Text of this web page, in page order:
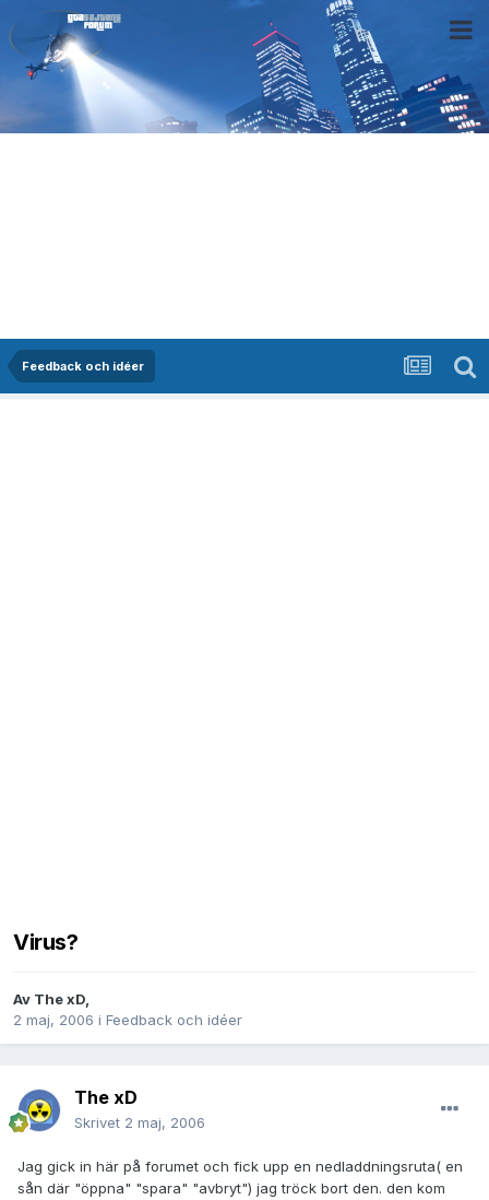
Feedback och idéer
Virus?
Av The xD,
2 maj, 2006 i Feedback och idéer
The xD
Skrivet 2 maj, 2006
Jag gick in här på forumet och fick upp en nedladdningsruta( en
sån där "öppna" "spara" "avbryt") jag tröck bort den. den kom